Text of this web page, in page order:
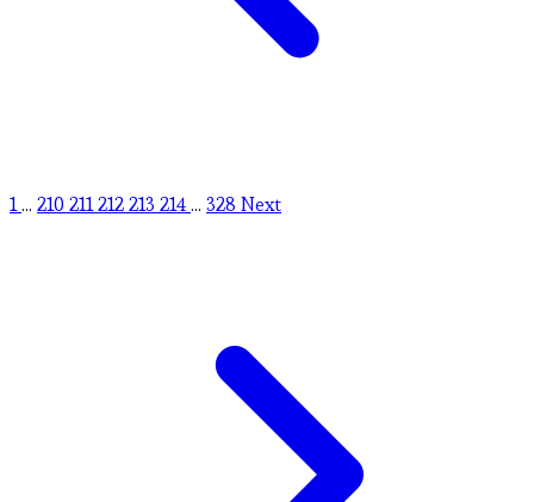
1... 210 211212213 214... 328 Next